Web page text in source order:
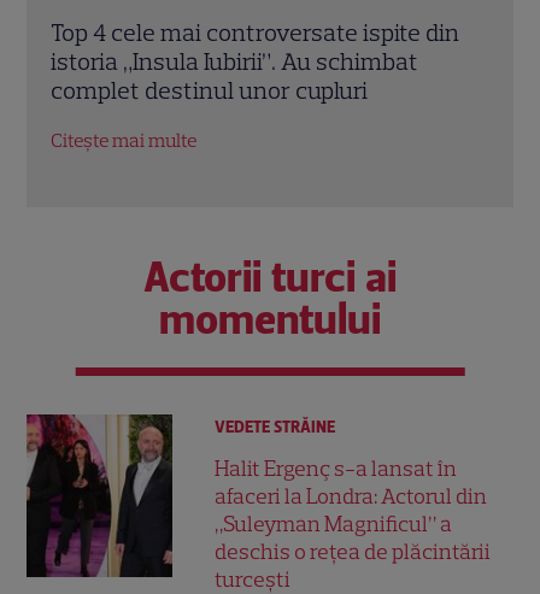
Andrușca, schimbare de look la „Insula
Iubirii – Reuniuni”. Ce a dezvăluit despre
relația cu Andrei după emisiune
Citește mai multe
Actorii turci ai
momentului
VEDETE STRĂINE
Halit Ergenç s-a lansat în
afaceri la Londra: Actorul din
„Suleyman Magnificul” a
deschis o rețea de plăcintării
turcești